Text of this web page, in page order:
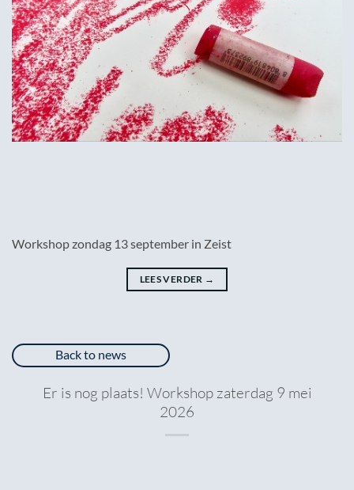
Workshop zondag 13 september in Zeist
LEES VERDER →
Back to news
Er is nog plaats! Workshop zaterdag 9 mei
2026